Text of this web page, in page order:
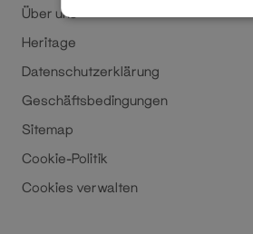
Über uns
Heritage
Datenschutzerklärung
Geschäftsbedingungen
Sitemap
Cookie-Politik
Cookies verwalten